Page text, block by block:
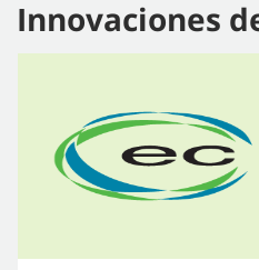
Innovaciones